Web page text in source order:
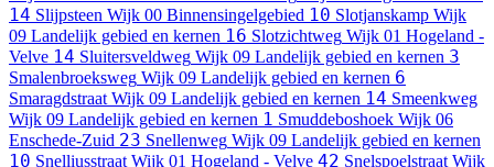
14 Slijpsteen Wijk 00 Binnensingelgebied 10 Slotjanskamp Wijk
09 Landelijk gebied en kernen 16 Slotzichtweg Wijk 01 Hogeland -
Velve 14 Sluitersveldweg Wijk 09 Landelijk gebied en kernen 3
Smalenbroeksweg Wijk 09 Landelijk gebied en kernen 6
Smaragdstraat Wijk 09 Landelijk gebied en kernen 14 Smeenkweg
Wijk 09 Landelijk gebied en kernen 1 Smuddeboshoek Wijk 06
Enschede-Zuid 23 Snellenweg Wijk 09 Landelijk gebied en kernen
10 Snelliusstraat Wijk 01 Hogeland - Velve 42 Snelspoelstraat Wijk